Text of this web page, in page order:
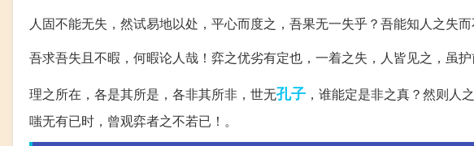
人固不能无失，然试易地以处，平心而度之，吾果无一失乎？吾能知人之失
吾求吾失且不暇，何暇论人哉！弈之优劣有定也，一着之失，人皆见之，虽护
理之所在，各是其所是，各非其所非，世无孔子 ，谁能定是非之真？然则人
嗤无有已时，曾观弈者之不若已！。